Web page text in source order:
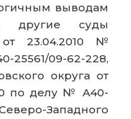
выводам
другие суды
23.04.2010 №
09-62-228,
округа от
по делу № А40-
Западного